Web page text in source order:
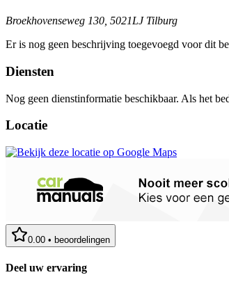
Broekhovenseweg 130, 5021LJ Tilburg
Er is nog geen beschrijving toegevoegd voor dit
Diensten
Nog geen dienstinformatie beschikbaar. Als het
Locatie
0.00 • beoordelingen
Deel uw ervaring